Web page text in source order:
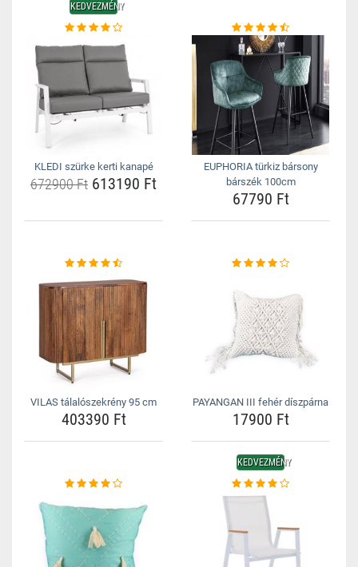
KEDVEZMÉNY
KLEDI szürke kerti kanapé
672900 Ft 613190 Ft
EUPHORIA türkiz bársony
bárszék 100cm
67790 Ft
VILAS tálalószekrény 95 cm
403390 Ft
PAYANGAN III fehér díszpárna
17900 Ft
KEDVEZMÉNY